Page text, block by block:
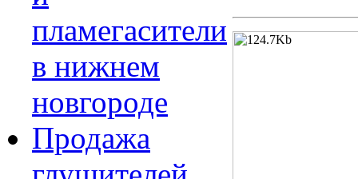
пламегасители
в нижнем
новгороде
Продажа